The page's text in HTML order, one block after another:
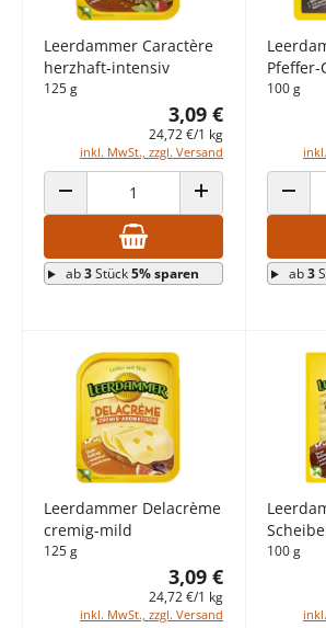
Leerdammer Caractère
herzhaft-intensiv
125 g
3,09 €
24,72 €/1 kg
inkl. MwSt., zzgl. Versand
ANZAHL VERRINGERN ANZAHL ERHÖHEN
ab3Stück5% sparen
Pfeffer-
100 g
ab3
Leerdammer Delacrème
cremig-mild
125 g
3,09 €
24,72 €/1 kg
inkl. MwSt., zzgl. Versand
100 g